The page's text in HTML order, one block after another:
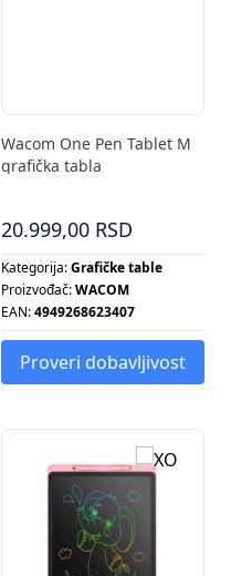
Wacom One Pen Tablet M
grafička tabla
20.999,00 RSD
Kategorija:Grafičke table
Proizvođač:WACOM
EAN:4949268623407
Proveri dobavljivost